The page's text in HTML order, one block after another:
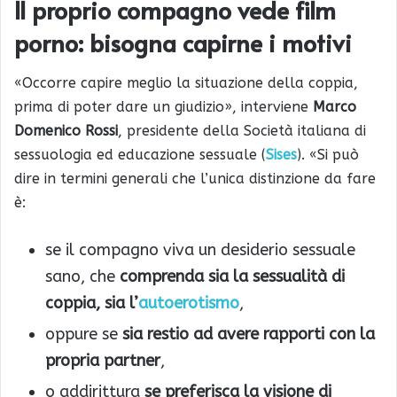
Il proprio compagno vede film
porno: bisogna capirne i motivi
«Occorre capire meglio la situazione della coppia,
prima di poter dare un giudizio», interviene Marco
Domenico Rossi, presidente della Società italiana di
sessuologia ed educazione sessuale (Sises). «Si può
dire in termini generali che l’unica distinzione da fare
è:
se il compagno viva un desiderio sessuale
sano, che comprenda sia la sessualità di
coppia, sia l’autoerotismo,
oppure se sia restio ad avere rapporti con la
propria partner,
o addirittura se preferisca la visione di